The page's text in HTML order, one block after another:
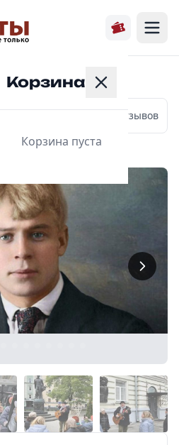
Главная
Расписание
Экскурсии
О нас
Контакты
Корзина
Корзина пуста
отзывов